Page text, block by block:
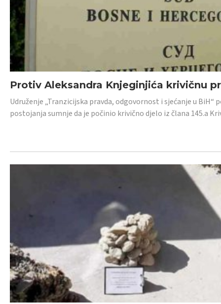
Protiv Aleksandra Knjeginjića krivičnu
Udruženje „Tranzicijska pravda, odgovornost i sjećanje u
postojanja sumnje da je počinio krivično djelo iz člana 145.a